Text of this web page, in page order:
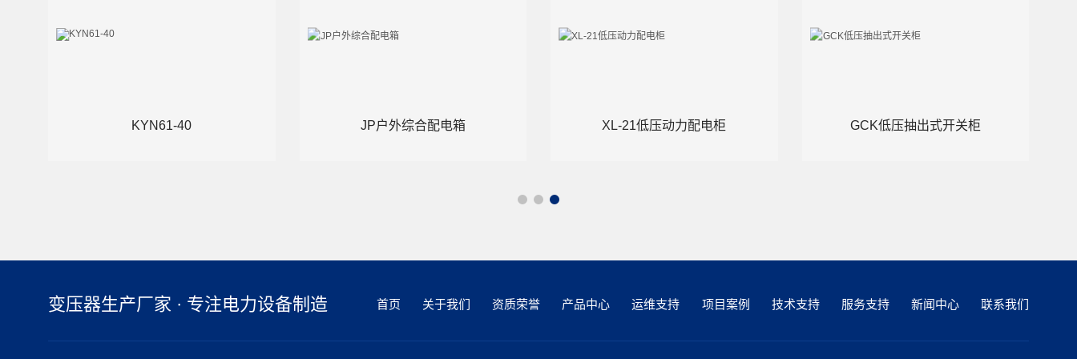
KYN61-40 JP户外综合配电箱 XL-21低压动力配电柜 GCK低压抽出式开关柜
变压器生产厂家 · 专注电力设备制造 首页 关于我们 资质荣誉 产品中心 运维支持 项目案例 技术支持 服务支持 新闻中心 联系我们